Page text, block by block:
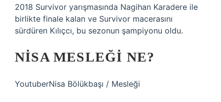
2018 Survivor yarışmasında Nagihan Karadere ile
birlikte finale kalan ve Survivor macerasını
sürdüren Kılıçcı, bu sezonun şampiyonu oldu.
NISA MESLEĞI NE?
YoutuberNisa Bölükbaşı / Mesleği